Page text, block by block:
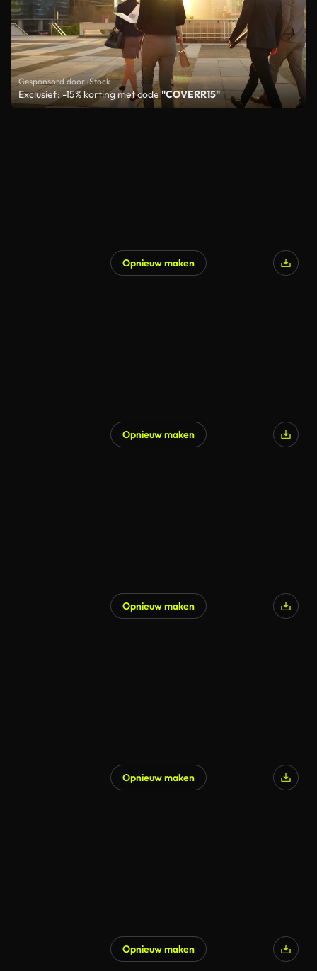
Gesponsord door iStock
Exclusief: -15% korting met code"COVERR15"
Opnieuw maken
Opnieuw maken
Opnieuw maken
Opnieuw maken
Opnieuw maken